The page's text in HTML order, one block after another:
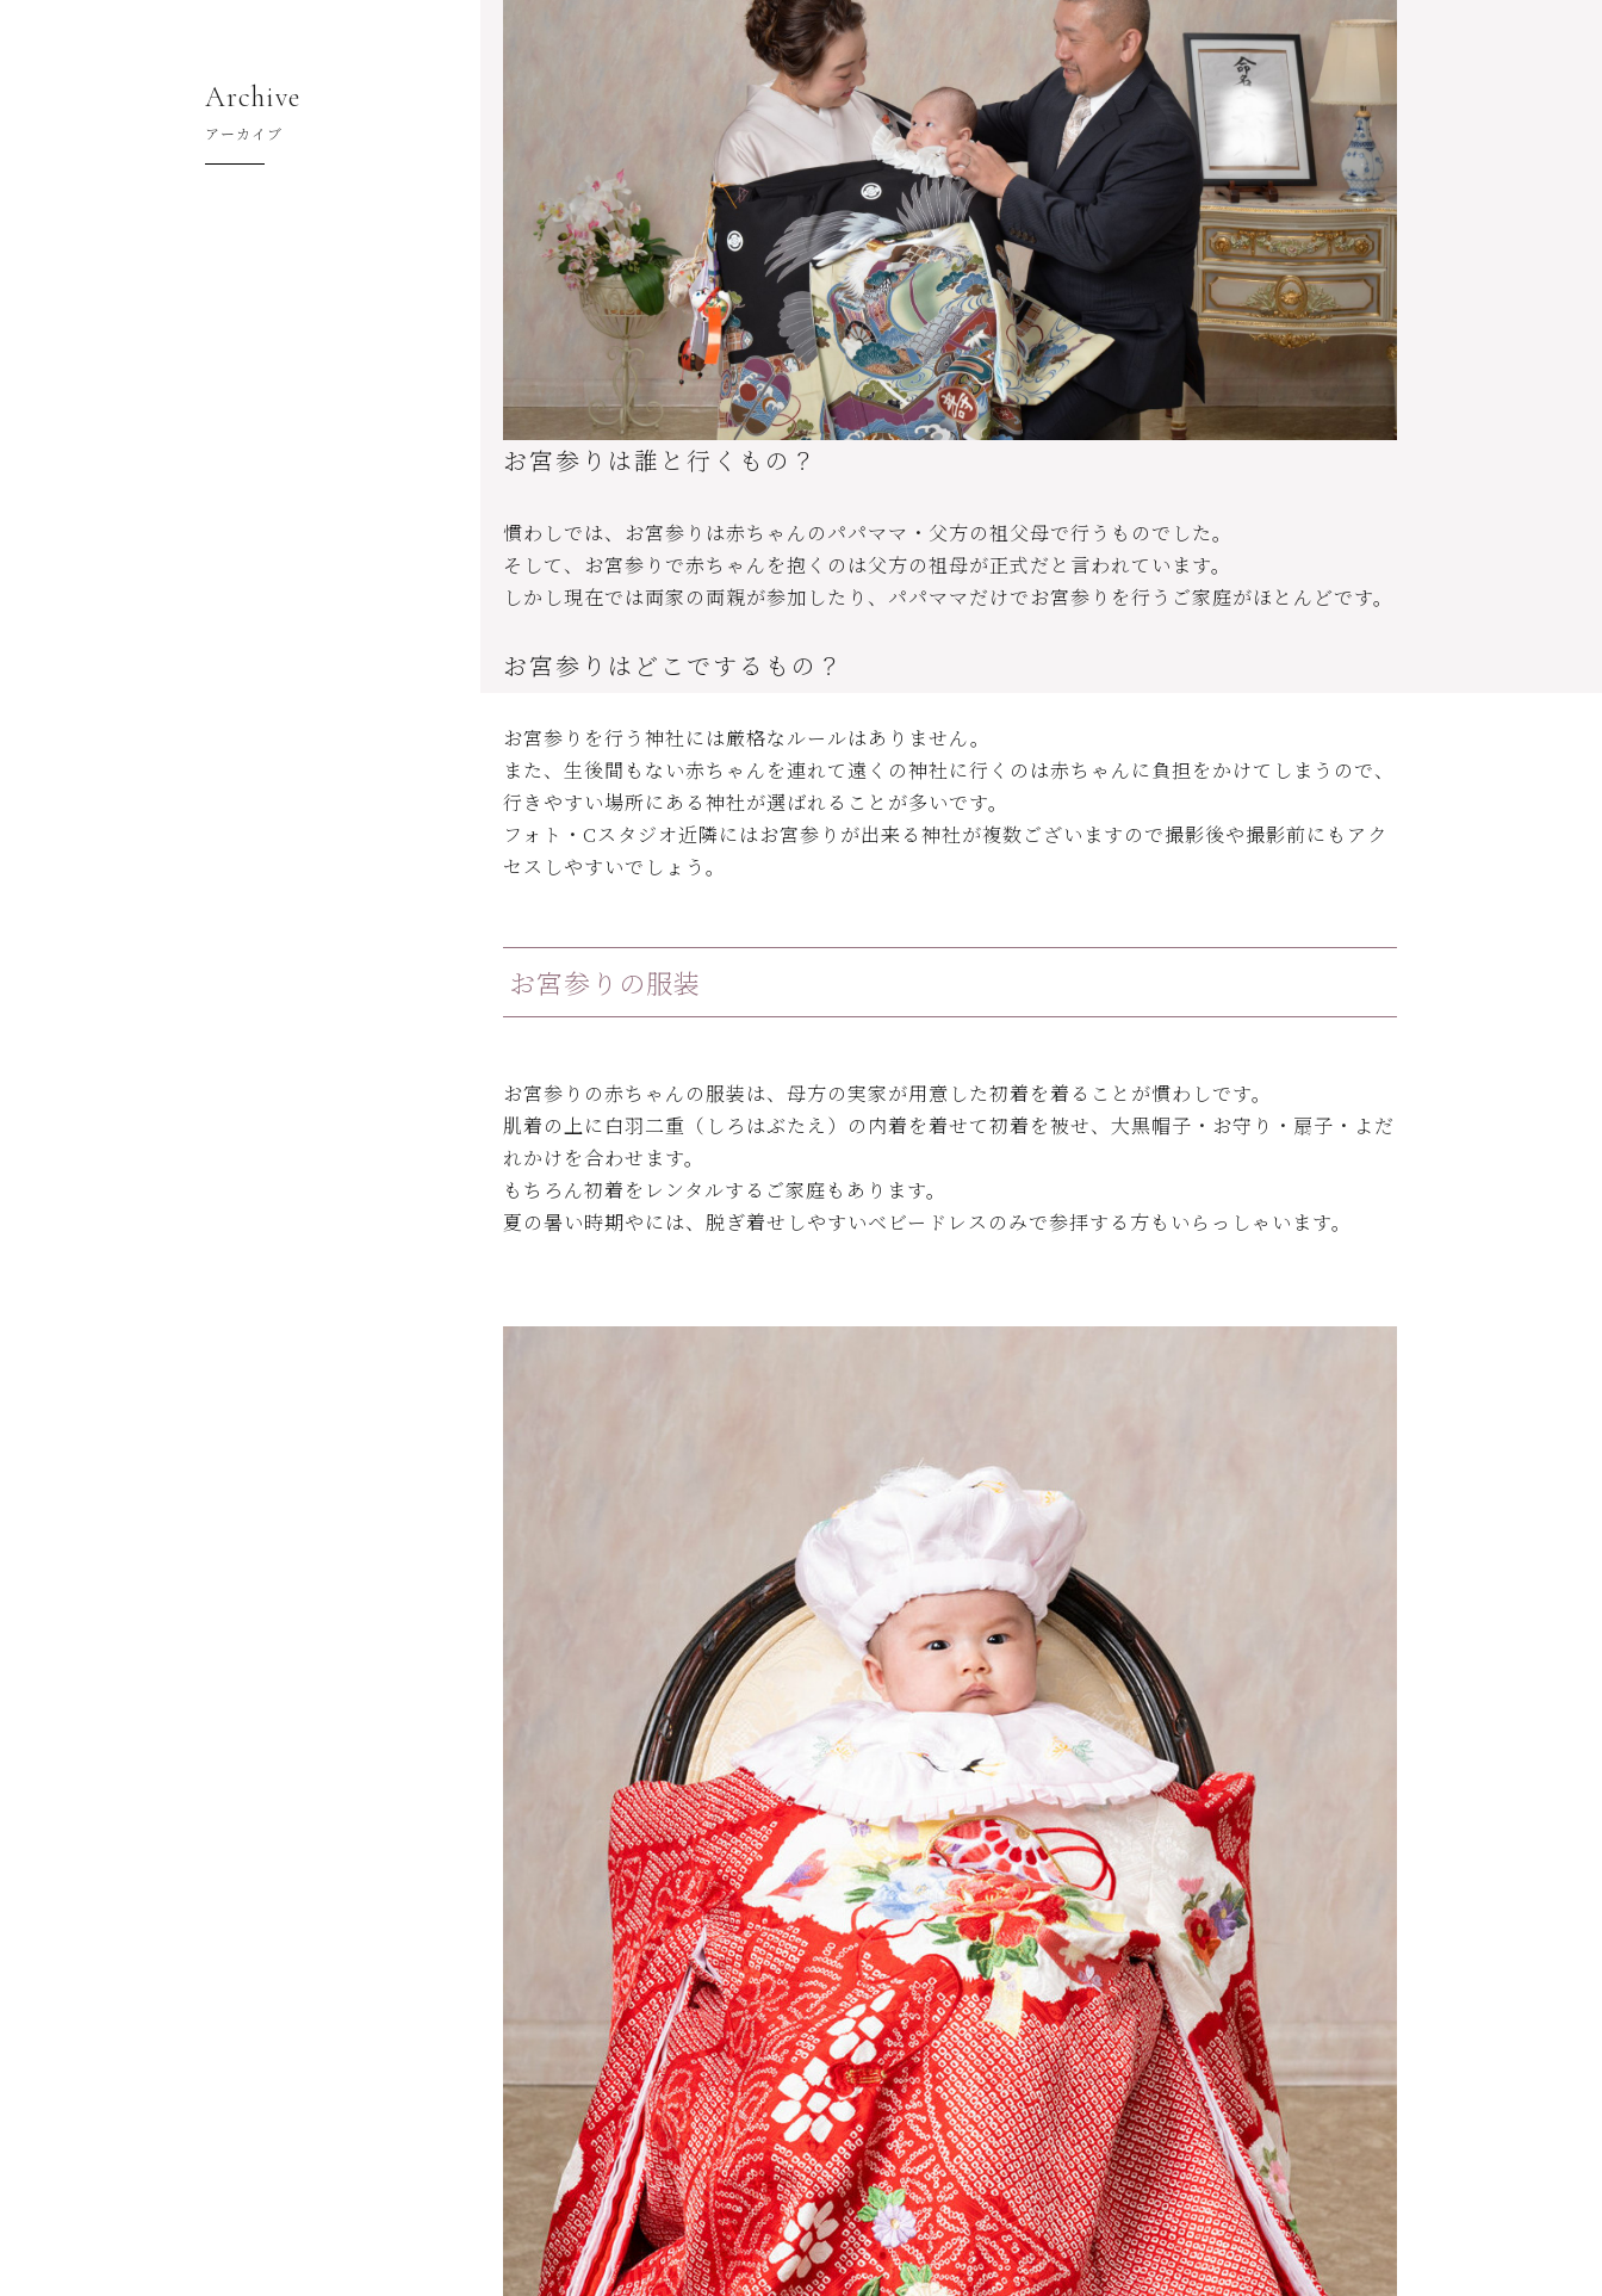
お宮参りは誰と行くもの？
慣わしでは、お宮参りは赤ちゃんのパパママ・父方の祖父母で行うものでした。
そして、お宮参りで赤ちゃんを抱くのは父方の祖母が正式だと言われています。
しかし現在では両家の両親が参加したり、パパママだけでお宮参りを行うご家庭がほとんどです。
お宮参りはどこでするもの？
お宮参りを行う神社には厳格なルールはありません。
また、生後間もない赤ちゃんを連れて遠くの神社に行くのは赤ちゃんに負担をかけてしまうので、
行きやすい場所にある神社が選ばれることが多いです。
フォト・Cスタジオ近隣にはお宮参りが出来る神社が複数ございますので撮影後や撮影前にもアク
セスしやすいでしょう。
お宮参りの服装
お宮参りの赤ちゃんの服装は、母方の実家が用意した初着を着ることが慣わしです。
肌着の上に白羽二重（しろはぶたえ）の内着を着せて初着を被せ、大黒帽子・お守り・扇子・よだ
れかけを合わせます。
もちろん初着をレンタルするご家庭もあります。
夏の暑い時期やには、脱ぎ着せしやすいベビードレスのみで参拝する方もいらっしゃいます。
Archive
アーカイブ